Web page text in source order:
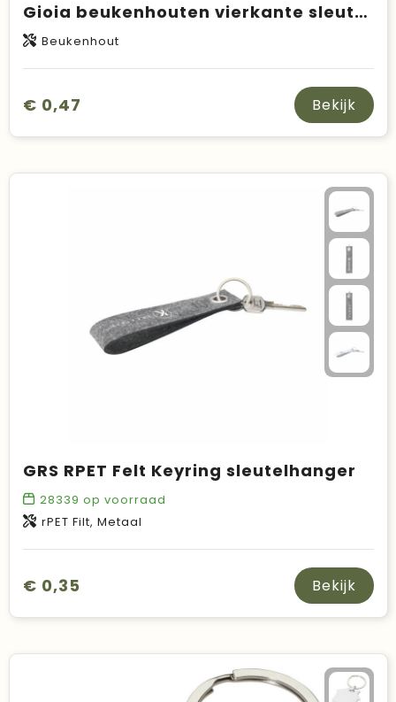
Gioia beukenhouten vierkante sleutelhanger
Beukenhout
€ 0,47 Bekijk
GRS RPET Felt Keyring sleutelhanger
28339 op voorraad
rPET Filt, Metaal
€ 0,35 Bekijk